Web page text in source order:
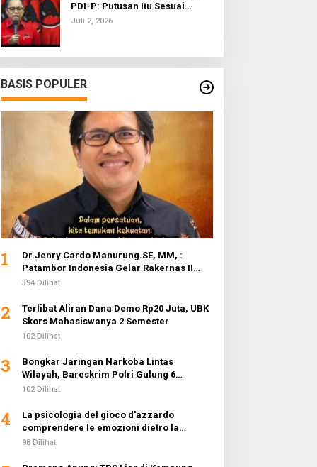
PDI-P: Putusan Itu Sesuai
dengan Semangat Reformasi
Juli 2, 2026
BASIS POPULER
1
Dr.Jenry Cardo Manurung.SE, MM, :
Patambor Indonesia Gelar Rakernas II
Evaluasi Program Kerja
394 Dilihat
2
Terlibat Aliran Dana Demo Rp20 Juta, UBK
Skors Mahasiswanya 2 Semester
102 Dilihat
3
Bongkar Jaringan Narkoba Lintas
Wilayah, Bareskrim Polri Gulung 6
Pengedar dan Buru 2 DPO
102 Dilihat
4
La psicologia del gioco d'azzardo
comprendere le emozioni dietro la
fortuna
98 Dilihat